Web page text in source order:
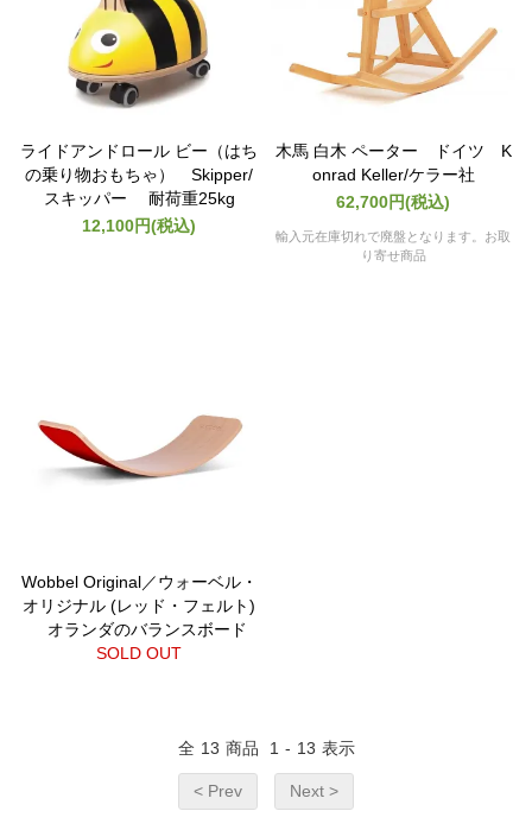
ライドアンドロール ビー（はち
の乗り物おもちゃ） Skipper/
スキッパー 耐荷重25kg
12,100円(税込)
木馬 白木 ペーター ドイツ K
onrad Keller/ケラー社
62,700円(税込)
輸入元在庫切れで廃盤となります。お取
り寄せ商品
Wobbel Original／ウォーベル・
オリジナル (レッド・フェルト)
オランダのバランスボード
SOLD OUT
全 13 商品 1 - 13 表示
< Prev Next >